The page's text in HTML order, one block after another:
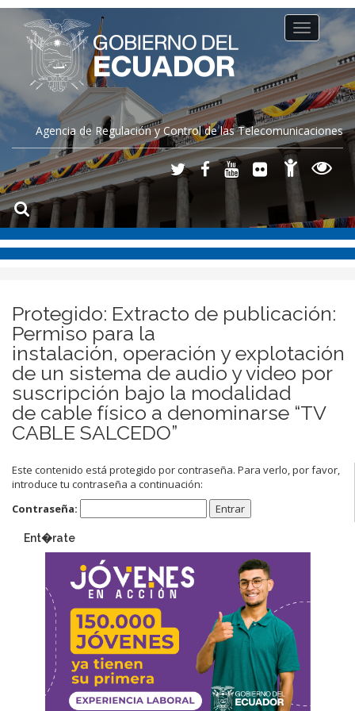
Agencia de Regulación y Control de las Telecomunicaciones
Toggle
navigation
Protegido: Extracto de publicación:
Permiso para la
instalación, operación y explotación
de un sistema de audio y video por
suscripción bajo la modalidad
de cable físico a denominarse “TV
CABLE SALCEDO”
Este contenido está protegido por contraseña. Para verlo, por favor,
introduce tu contraseña a continuación:
Contraseña:
Ent�rate